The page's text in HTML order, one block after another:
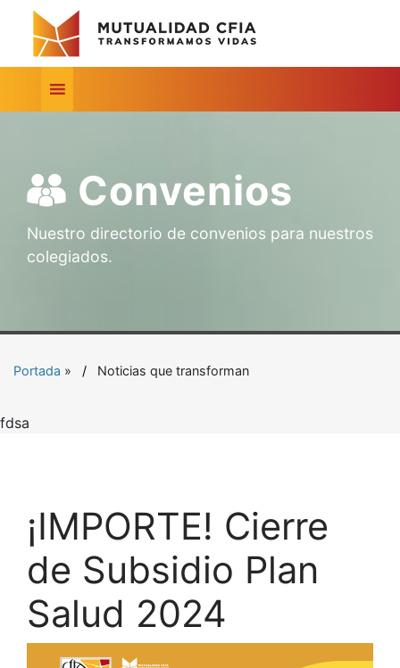
Convenios
Nuestro directorio de convenios para nuestros
colegiados.
Portada » Noticias que transforman
fdsa
¡IMPORTE! Cierre
de Subsidio Plan
Salud 2024